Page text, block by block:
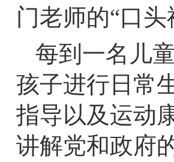
门老师的“口头
每到一名儿
孩子进行日常
指导以及运动
讲解党和政府